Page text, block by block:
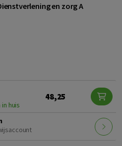
en zorg A
huis
48,25